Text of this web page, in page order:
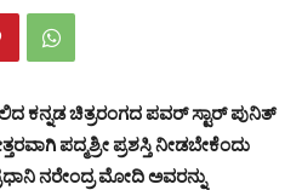
ಕನ್ನಡ ಚಿತ್ರರಂಗದ ಪವರ್ ಸ್ಟಾರ್ ಪುನಿತ್
ಪದ್ಮಶ್ರೀ ಪ್ರಶಸ್ತಿ ನೀಡಬೇಕೆಂದು
ನರೇಂದ್ರ ಮೋದಿ ಅವರನ್ನು